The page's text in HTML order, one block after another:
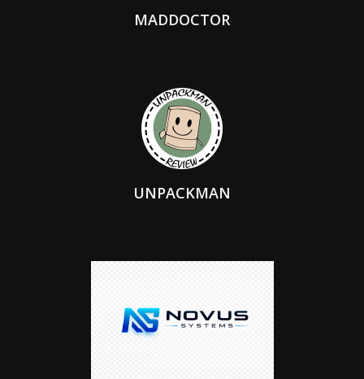
MADDOCTOR
UNPACKMAN